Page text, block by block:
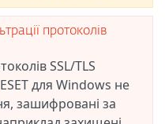
протоколів
SSL/TLS
для Windows не
зашифровані за